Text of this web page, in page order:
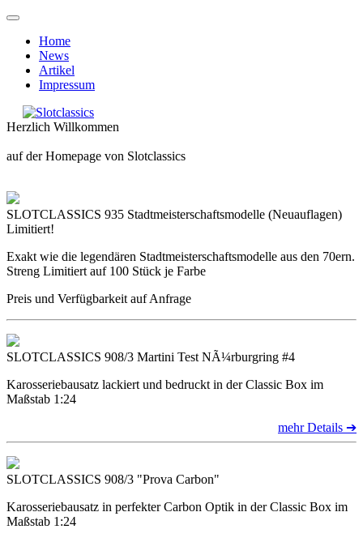
Home
News
Artikel
Impressum
Herzlich Willkommen
auf der Homepage von Slotclassics
SLOTCLASSICS 935 Stadtmeisterschaftsmodelle (Neuauflagen)
Limitiert!
Exakt wie die legendären Stadtmeisterschaftsmodelle aus den 70ern.
Streng Limitiert auf 100 Stück je Farbe
Preis und Verfügbarkeit auf Anfrage
SLOTCLASSICS 908/3 Martini Test NÃ¼rburgring #4
Karosseriebausatz lackiert und bedruckt in der Classic Box im
Maßstab 1:24
mehr Details ➔
SLOTCLASSICS 908/3 "Prova Carbon"
Karosseriebausatz in perfekter Carbon Optik in der Classic Box im
Maßstab 1:24